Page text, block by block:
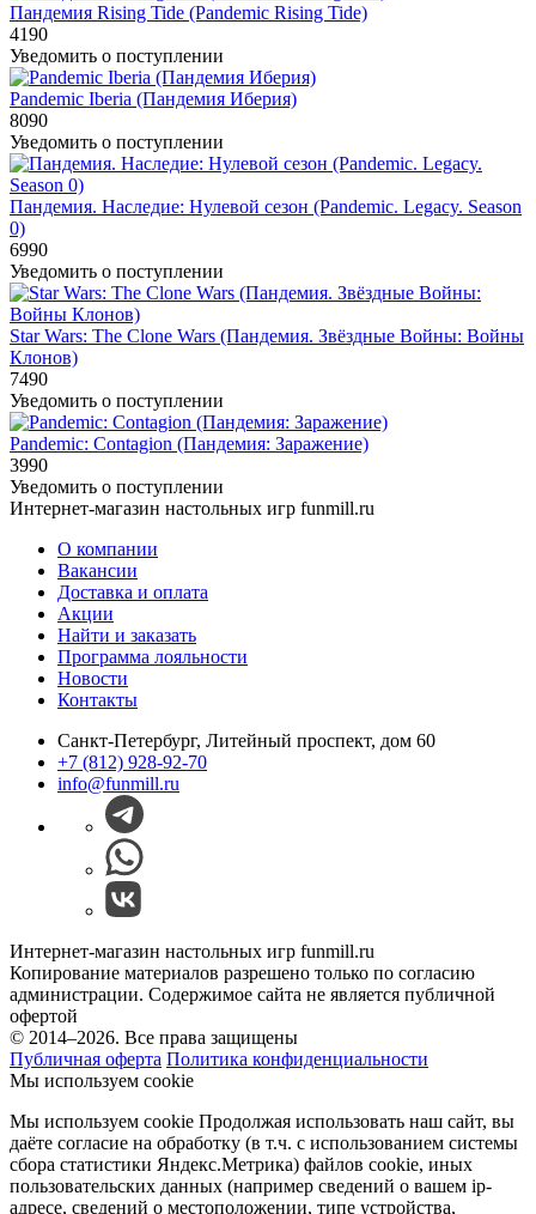
Пандемия Rising Tide (Pandemic Rising Tide)
4190
Уведомить о поступлении
Pandemic Iberia (Пандемия Иберия)
8090
Уведомить о поступлении
Пандемия. Наследие: Нулевой сезон (Pandemic. Legacy. Season
0)
6990
Уведомить о поступлении
Star Wars: The Clone Wars (Пандемия. Звёздные Войны: Войны
Клонов)
7490
Уведомить о поступлении
Pandemic: Contagion (Пандемия: Заражение)
3990
Уведомить о поступлении
Интернет-магазин настольных игр funmill.ru
О компании
Вакансии
Доставка и оплата
Акции
Найти и заказать
Программа лояльности
Новости
Контакты
Санкт-Петербург, Литейный проспект, дом 60
+7 (812) 928-92-70
info@funmill.ru
Интернет-магазин настольных игр funmill.ru
Копирование материалов разрешено только по согласию
администрации. Содержимое сайта не является публичной
офертой
© 2014–2026. Все права защищены
Публичная оферта Политика конфиденциальности
Мы используем cookie
Мы используем cookie Продолжая использовать наш cайт, вы
даёте согласие на обработку (в т.ч. с использованием системы
сбора статистики Яндекс.Метрика) файлов cookie, иных
пользовательских данных (например сведений о вашем ip-
адресе, сведений о местоположении, типе устройства,